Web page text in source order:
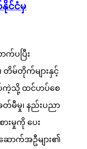
နိုင်ငံမှ
က်ပပြီး
တိမ်တိုက်များနှင့်
ျပ်ကဲ့သို့ ထင်ဟပ်စေ
မီမှု၊ နည်းပညာ
းမှုကို ပေး
ောက်အဦများ၏